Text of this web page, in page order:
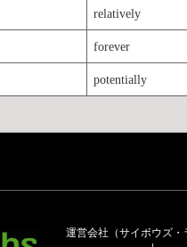
relatively
forever
potentially
運営会社（サイボウズ・